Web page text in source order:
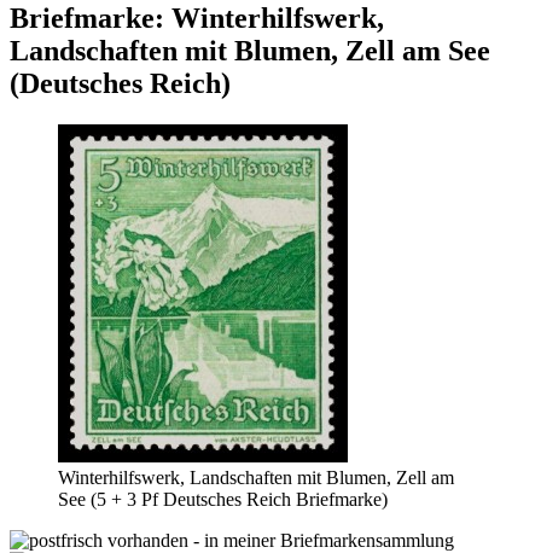
Briefmarke: Winterhilfswerk,
Landschaften mit Blumen, Zell am See
(Deutsches Reich)
Winterhilfswerk, Landschaften mit Blumen, Zell am
See (5 + 3 Pf Deutsches Reich Briefmarke)